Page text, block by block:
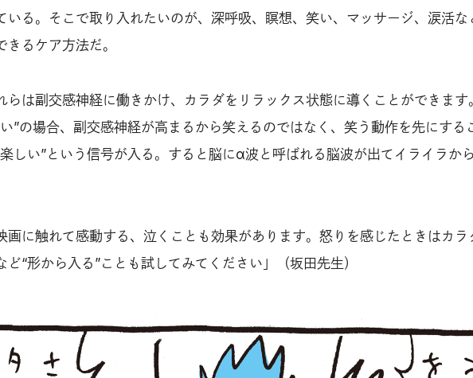
いる。そこで取り入れたいのが、深呼吸、瞑想、笑い、マッサージ、涙活な
きるケア方法だ。
らは副交感神経に働きかけ、カラダをリラックス状態に導くことができます
”の場合、副交感神経が高まるから笑えるのではなく、笑う動作を先にする
しい”という信号が入る。すると脳にα波と呼ばれる脳波が出てイライラか
画に触れて感動する、泣くことも効果があります。怒りを感じたときはカラ
ど“形から入る”ことも試してみてください」（坂田先生）